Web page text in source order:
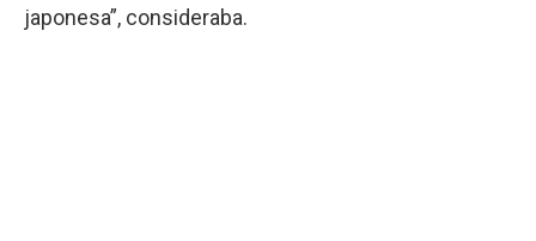
japonesa”, consideraba.